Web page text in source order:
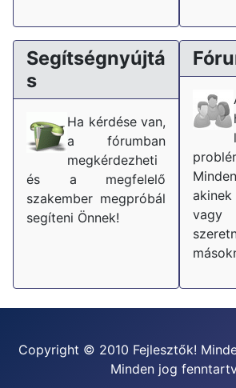
Segítségnyújtá
s
Ha kérdése van,
a fórumban
megkérdezheti
és a megfelelő
szakember megpróbál
segíteni Önnek!
Copyright © 2010 Fejlesztők!
Minden jog